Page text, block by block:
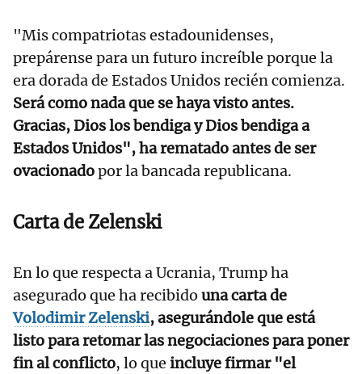
"Mis compatriotas estadounidenses,
prepárense para un futuro increíble porque la
era dorada de Estados Unidos recién comienza.
Será como nada que se haya visto antes.
Gracias, Dios los bendiga y Dios bendiga a
Estados Unidos", ha rematado antes de ser
ovacionadopor la bancada republicana.
Carta de Zelenski
En lo que respecta a Ucrania, Trump ha
asegurado que ha recibido una carta de
Volodimir Zelenski, asegurándole que está
listo para retomar las negociaciones para poner
fin al conflicto, lo que incluye firmar "el